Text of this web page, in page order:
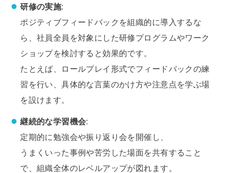
研修の実施:
ポジティブフィードバックを組織的に導入するな
ら、社員全員を対象にした研修プログラムやワーク
ショップを検討すると効果的です。
たとえば、ロールプレイ形式でフィードバックの練
習を行い、具体的な言葉のかけ方や注意点を学ぶ場
を設けます。
継続的な学習機会:
定期的に勉強会や振り返り会を開催し、
うまくいった事例や苦労した場面を共有すること
で、組織全体のレベルアップが図れます。